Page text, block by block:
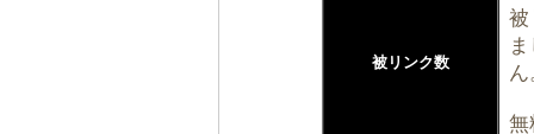
被リンク数
被
ん
無